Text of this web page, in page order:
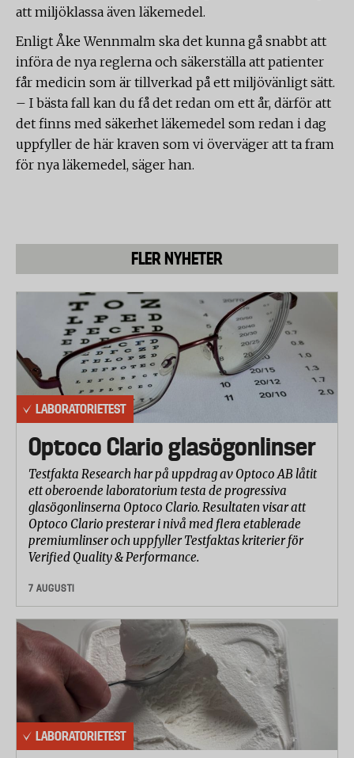
att miljöklassa även läkemedel.
Enligt Åke Wennmalm ska det kunna gå snabbt att
införa de nya reglerna och säkerställa att patienter
får medicin som är tillverkad på ett miljövänligt sätt.
– I bästa fall kan du få det redan om ett år, därför att
det finns med säkerhet läkemedel som redan i dag
uppfyller de här kraven som vi överväger att ta fram
för nya läkemedel, säger han.
FLER NYHETER
LABORATORIETEST
Optoco Clario glasögonlinser
Testfakta Research har på uppdrag av Optoco AB låtit
ett oberoende laboratorium testa de progressiva
glasögonlinserna Optoco Clario. Resultaten visar att
Optoco Clario presterar i nivå med flera etablerade
premiumlinser och uppfyller Testfaktas kriterier för
Verified Quality & Performance.
7 AUGUSTI
LABORATORIETEST